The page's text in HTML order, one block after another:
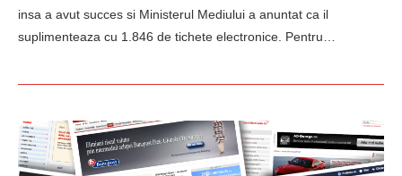
insa a avut succes si Ministerul Mediului a anuntat ca il
suplimenteaza cu 1.846 de tichete electronice. Pentru…